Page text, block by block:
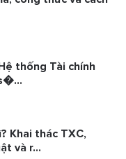
thống Tài chính
Khai thác TXC,
và r...